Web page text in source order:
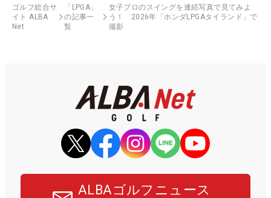
ゴルフ総合サ
イト ALBA
Net
「LPGA」
の記事一
覧
女子プロのスイングを連続写真で見てみよ
う！ 2026年「ホンダLPGAタイランド」で
撮影
ALBAゴルフニュース